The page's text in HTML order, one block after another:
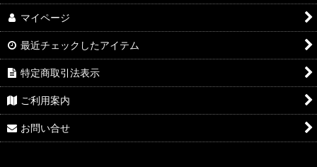
オリンピア
ZENOAH(ゼノア)
ササキ
オガワ
マイページ
最近チェックしたアイテム
特定商取引法表示
ご利用案内
お問い合せ